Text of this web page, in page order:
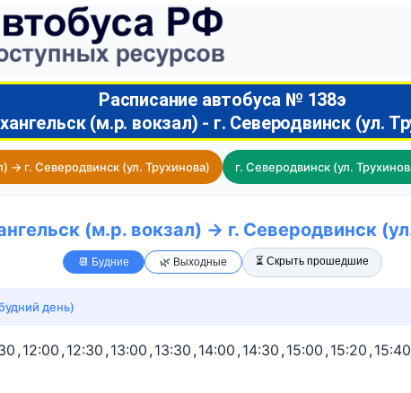
Расписание автобуса № 138э
(м.р. вокзал) - г. Северодвинск (ул.
→ г. Северодвинск (ул. Трухинова) г. Северодвинск (ул.
(м.р. вокзал) → г. Северодвинск
📆 Будние 🌿 Выходные ⏳ Скрыть прошедшие
день)
,12:00 ,12:30 ,13:00 ,13:30 ,14:00 ,14:30 ,15:00 ,15:20 ,15:40